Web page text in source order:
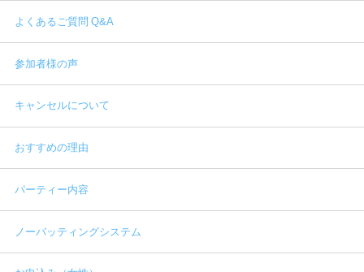
よくあるご質問 Q&A
参加者様の声
キャンセルについて
おすすめの理由
パーティー内容
ノーバッティングシステム